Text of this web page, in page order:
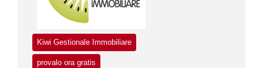
Kiwi Gestionale Immobiliare
provalo ora gratis